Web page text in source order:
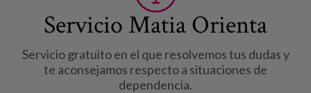
Servicio Matia Orienta
Servicio gratuito en el que resolvemos tus dudas y
te aconsejamos respecto a situaciones de
dependencia.